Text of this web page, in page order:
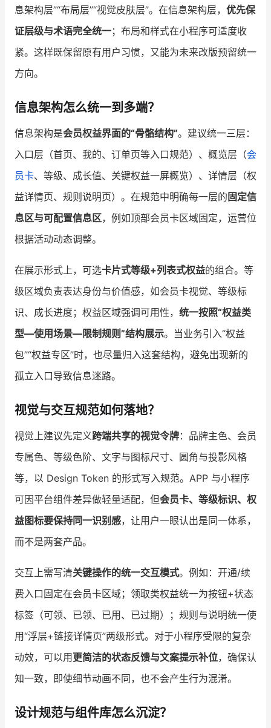
息架构层”“布局层”“视觉皮肤层”。在信息架构层， 优先保
证层级与术语完全统一；布局和样式在小程序可适度收
紧。这样既保留原有用户习惯，又能为未来改版预留统一
方向。
信息架构怎么统一到多端？
信息架构是会员权益界面的“骨骼结构”。建议统一三层：
入口层（首页、我的、订单页等入口规范）、概览层（会
员卡、等级、成长值、关键权益一屏概览）、详情层（权
益详情页、规则说明页）。在规范中明确每一层的 固定信
息区与可配置信息区，例如顶部会员卡区域固定，运营位
根据活动动态调整。
在展示形式上，可选卡片式等级+列表式权益的组合。等
级区域负责表达身份与价值感，如会员卡视觉、等级标
识、成长进度；权益区域强调可用性， 统一按照“权益类
型—使用场景—限制规则”结构展示。当业务引入“权益
包”“权益专区”时，也尽量归入这套结构，避免出现新的
孤立入口导致信息迷路。
视觉与交互规范如何落地？
视觉上建议先定义跨端共享的视觉令牌：品牌主色、会员
专属色、等级色阶、文字与图标尺寸、圆角与投影风格
等，以 Design Token 的形式写入规范。APP 与小程序
可因平台组件差异做轻量适配，但会员卡、等级标识、权
益图标要保持同一识别感，让用户一眼认出是同一体系，
而不是两套产品。
交互上需写清关键操作的统一交互模式。例如：开通/续
费入口固定在会员卡区域；领取类权益统一为按钮+状态
标签（可领、已领、已用、已过期）；规则与说明统一使
用“浮层+链接详情页”两级形式。对于小程序受限的复杂
动效，可以用 更简洁的状态反馈与文案提示补位，确保认
知一致，即使细节动画不同，也不会产生行为混淆。
设计规范与组件库怎么沉淀？